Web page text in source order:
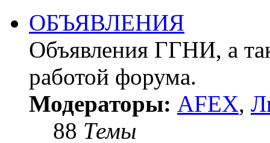
ОБЪЯВЛЕНИЯ
Объявления ГГНИ, а
работой форума.
Модераторы: AFEX,
88 Темы